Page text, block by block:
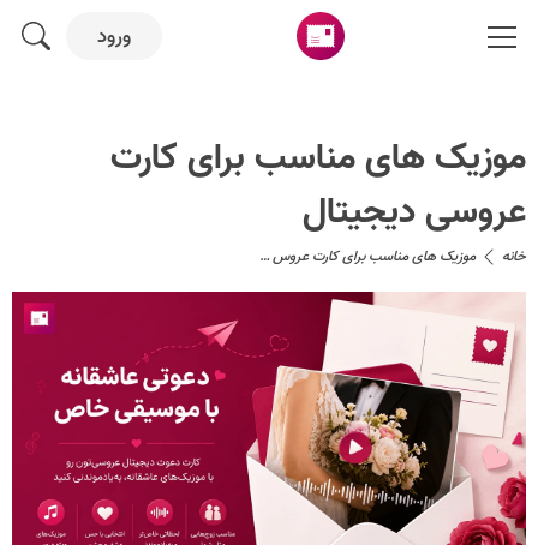
ورود
موزیک های مناسب برای کارت
عروسی دیجیتال
خانه موزیک های مناسب برای کارت عروس …